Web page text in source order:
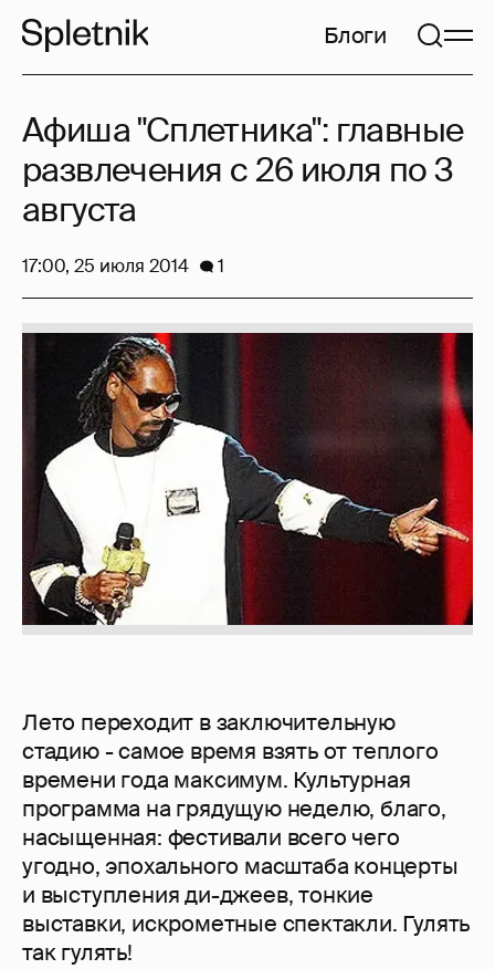
Блоги
Лето переходит в заключительную
стадию - самое время взять от теплого
времени года максимум. Культурная
программа на грядущую неделю, благо,
насыщенная: фестивали всего чего
угодно, эпохального масштаба концерты
и выступления ди-джеев, тонкие
выставки, искрометные спектакли. Гулять
так гулять!
Афиша "Сплетника": главные
развлечения с 26 июля по 3
августа
17:00, 25 июля 2014 1